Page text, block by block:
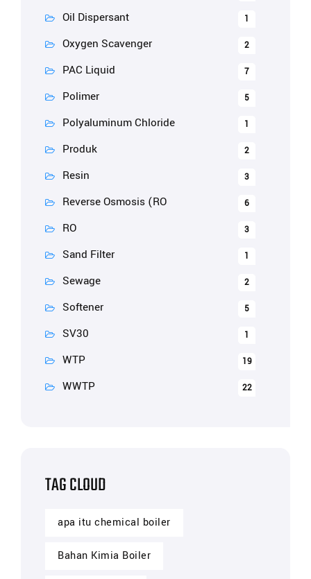
Oil Dispersant 1
Oxygen Scavenger 2
PAC Liquid 7
Polimer 5
Polyaluminum Chloride 1
Produk 2
Resin 3
Reverse Osmosis (RO 6
RO 3
Sand Filter 1
Sewage 2
Softener 5
SV30 1
WTP 19
WWTP 22
TAG CLOUD
apa itu chemical boiler
Bahan Kimia Boiler